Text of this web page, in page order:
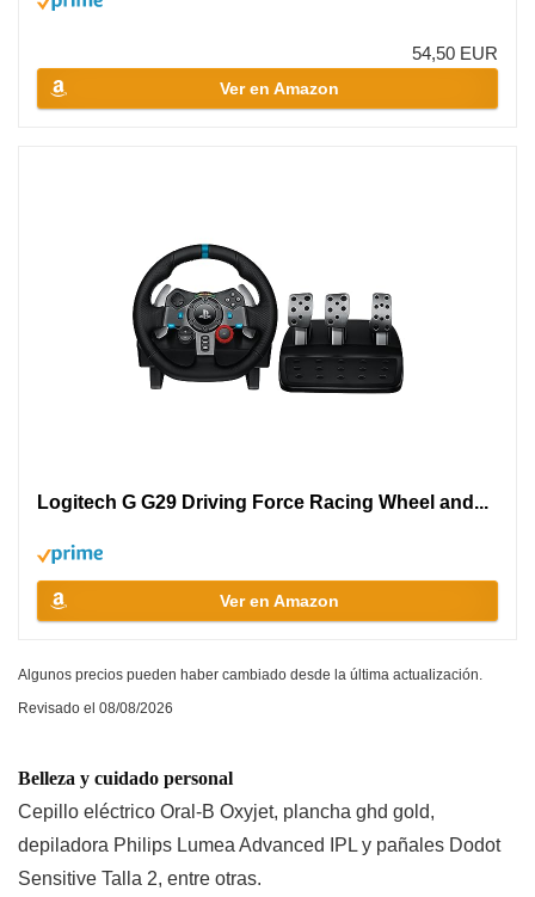
54,50 EUR
Ver en Amazon
Logitech G G29 Driving Force Racing Wheel and...
Ver en Amazon
Algunos precios pueden haber cambiado desde la última actualización.
Revisado el 08/08/2026
Belleza y cuidado personal
Cepillo eléctrico Oral-B Oxyjet, plancha ghd gold,
depiladora Philips Lumea Advanced IPL y pañales Dodot
Sensitive Talla 2, entre otras.